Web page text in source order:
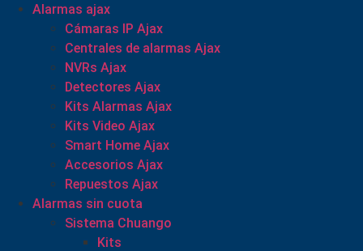
Alarmas ajax
Cámaras IP Ajax
Centrales de alarmas Ajax
NVRs Ajax
Detectores Ajax
Kits Alarmas Ajax
Kits Video Ajax
Smart Home Ajax
Accesorios Ajax
Repuestos Ajax
Alarmas sin cuota
Sistema Chuango
Kits